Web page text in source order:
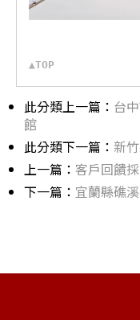
▲TOP
此分類上一篇： 台
館
此分類下一篇： 新
上一篇： 客戶回饋
下一篇： 宜蘭縣礁